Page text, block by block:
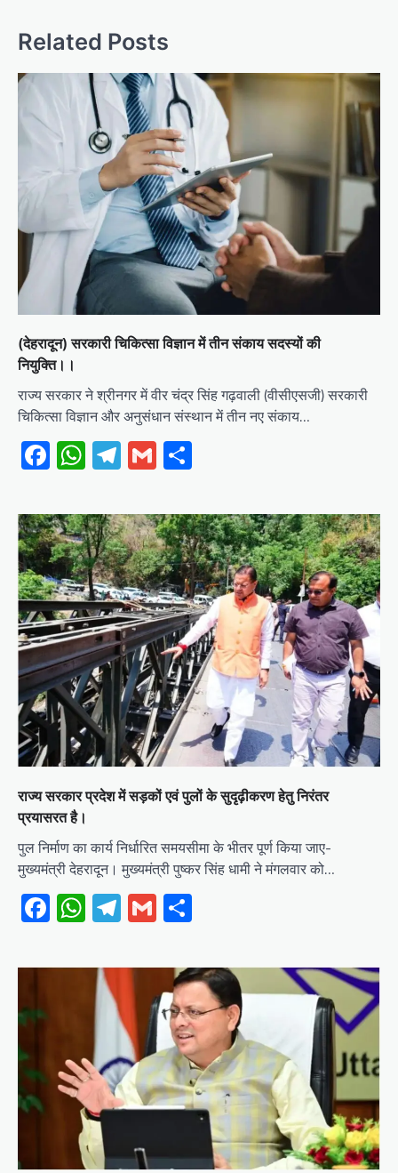
Related Posts
(देहरादून) सरकारी चिकित्सा विज्ञान में तीन संकाय सदस्यों की
नियुक्ति।।
राज्य सरकार ने श्रीनगर में वीर चंद्र सिंह गढ़वाली (वीसीएसजी) सरकारी
चिकित्सा विज्ञान और अनुसंधान संस्थान में तीन नए संकाय…
Facebook
WhatsApp
Telegram
Gmail
राज्य सरकार प्रदेश में सड़कों एवं पुलों के सुदृढ़ीकरण हेतु निरंतर
प्रयासरत है।
पुल निर्माण का कार्य निर्धारित समयसीमा के भीतर पूर्ण किया जाए-
मुख्यमंत्री देहरादून। मुख्यमंत्री पुष्कर सिंह धामी ने मंगलवार को…
Facebook
WhatsApp
Telegram
Gmail